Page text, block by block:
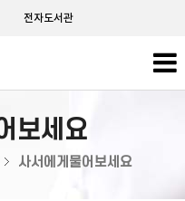
전자도서관
보세요
사서에게물어보세요